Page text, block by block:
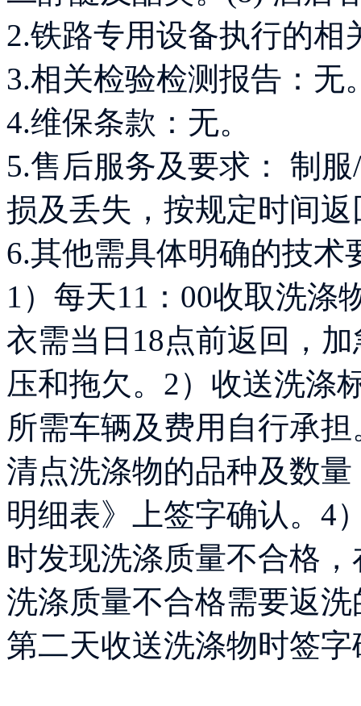
2.铁路专用设备执行的相
3.相关检验检测报告：无
4.维保条款：无。
5.售后服务及要求： 制
损及丢失，按规定时间返
6.其他需具体明确的技术
1）每天11：00收取洗涤
衣需当日18点前返回，
压和拖欠。2）收送洗涤
所需车辆及费用自行承
清点洗涤物的品种及数
明细表》上签字确认。4
时发现洗涤质量不合格
洗涤质量不合格需要返
第二天收送洗涤物时签